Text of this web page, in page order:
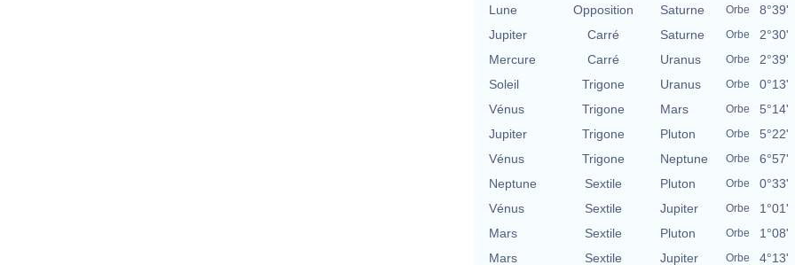
Lune
Opposition Saturne Orbe
8°39'
Jupiter
Carré Saturne Orbe
2°30'
Mercure
Carré Uranus Orbe
2°39'
Soleil
Trigone Uranus Orbe
0°13'
Vénus
Trigone Mars Orbe
5°14'
Jupiter
Trigone Pluton Orbe
5°22'
Vénus
Trigone Neptune Orbe
6°57'
Neptune
Sextile Pluton Orbe
0°33'
Vénus
Sextile Jupiter Orbe
1°01'
Mars
Sextile Pluton Orbe
1°08'
Mars
Sextile Jupiter Orbe 4°13'